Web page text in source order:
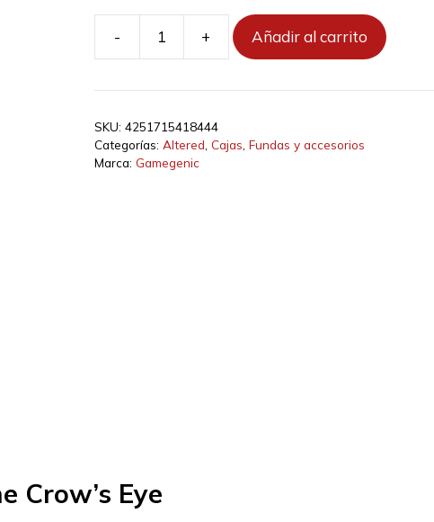
-
Soft
The
Crow's
+ Añadir al carrito
SKU: 4251715418444
Categorías: Altered Cajas Fundas y accesorios
Marca: Gamegenic
Crow’s Eye